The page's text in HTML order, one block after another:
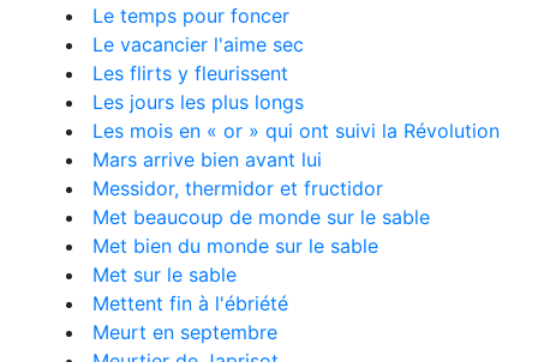
Le temps pour foncer
Le vacancier l'aime sec
Les flirts y fleurissent
Les jours les plus longs
Les mois en « or » qui ont suivi la Révolution
Mars arrive bien avant lui
Messidor, thermidor et fructidor
Met beaucoup de monde sur le sable
Met bien du monde sur le sable
Met sur le sable
Mettent fin à l'ébriété
Meurt en septembre